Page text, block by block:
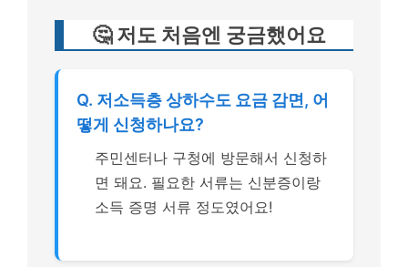
🤔 저도 처음엔 궁금했어요
Q. 저소득층 상하수도 요금 감면, 어
떻게 신청하나요?
주민센터나 구청에 방문해서 신청하
면 돼요. 필요한 서류는 신분증이랑
소득 증명 서류 정도였어요!